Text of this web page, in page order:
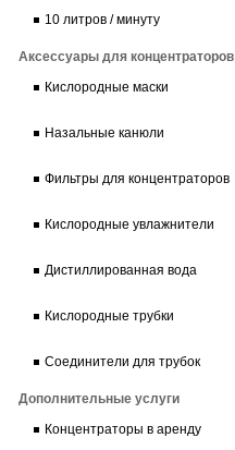
10 литров / минуту
Аксессуары для концентраторов
Кислородные маски
Назальные канюли
Фильтры для концентраторов
Кислородные увлажнители
Дистиллированная вода
Кислородные трубки
Соединители для трубок
Дополнительные услуги
Концентраторы в аренду